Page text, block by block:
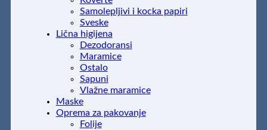
Samolepljivi i kocka papiri
Sveske
Lična higijena
Dezodoransi
Maramice
Ostalo
Sapuni
Vlažne maramice
Maske
Oprema za pakovanje
Folije